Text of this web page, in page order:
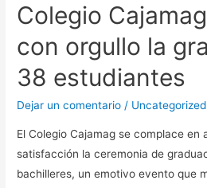
Colegio
con orgullo la
38 estudiantes
Dejar un comentario / Uncategorized
El Colegio Cajamag se complace en
satisfacción la ceremonia de
bachilleres, un emotivo evento que